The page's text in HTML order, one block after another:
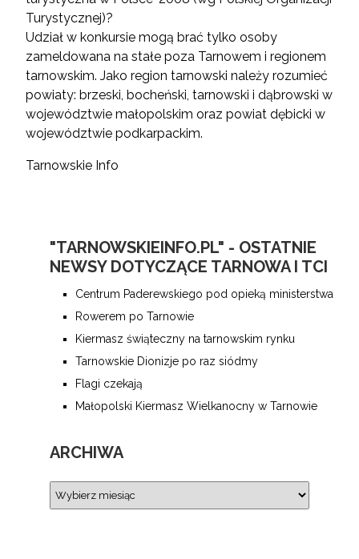
Turystycznej)?
Udział w konkursie mogą brać tylko osoby
zameldowana na stałe poza Tarnowem i regionem
tarnowskim. Jako region tarnowski należy rozumieć
powiaty: brzeski, bocheński, tarnowski i dąbrowski w
województwie małopolskim oraz powiat dębicki w
województwie podkarpackim.
Tarnowskie Info
"TARNOWSKIEINFO.PL" - OSTATNIE
NEWSY DOTYCZĄCE TARNOWA I TCI
Centrum Paderewskiego pod opieką ministerstwa
Rowerem po Tarnowie
Kiermasz świąteczny na tarnowskim rynku
Tarnowskie Dionizje po raz siódmy
Flagi czekają
Małopolski Kiermasz Wielkanocny w Tarnowie
ARCHIWA